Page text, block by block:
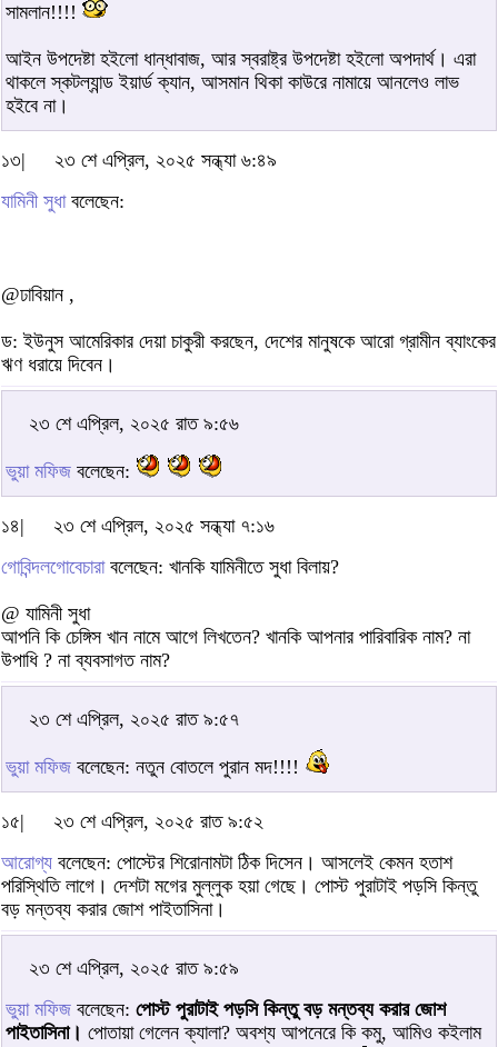
সামলান!!!!
আইন উপদেষ্টা হইলো ধান্ধাবাজ, আর স্বরাষ্ট্র উপদেষ্টা হইলো অপদার্থ। এরা
থাকলে স্কটল্যান্ড ইয়ার্ড ক্যান, আসমান থিকা কাউরে নামায়ে আনলেও লাভ
হইবে না।
১৩|
২৩ শে এপ্রিল, ২০২৫ সন্ধ্যা ৬:৪৯
যামিনী সুধাবলেছেন:
@ঢাবিয়ান ,
ড: ইউনুস আমেরিকার দেয়া চাকুরী করছেন, দেশের মানুষকে আরো গ্রামীন ব্যাংকের
ঋণ ধরায়ে দিবেন।
২৩ শে এপ্রিল, ২০২৫ রাত ৯:৫৬
ভুয়া মফিজ বলেছেন:
১৪|
২৩ শে এপ্রিল, ২০২৫ সন্ধ্যা ৭:১৬
গোবিন্দলগোবেচারাবলেছেন: খানকি যামিনীতে সুধা বিলায়?
@ যামিনী সুধা
আপনি কি চেঙ্গিস খান নামে আগে লিখতেন? খানকি আপনার পারিবারিক নাম? না
উপাধি ? না ব্যবসাগত নাম?
২৩ শে এপ্রিল, ২০২৫ রাত ৯:৫৭
ভুয়া মফিজ বলেছেন: নতুন বোতলে পুরান মদ!!!!
১৫|
২৩ শে এপ্রিল, ২০২৫ রাত ৯:৫২
আরোগ্য বলেছেন: পোস্টের শিরোনামটা ঠিক দিসেন। আসলেই কেমন হতাশ
পরিস্থিতি লাগে। দেশটা মগের মুল্লুক হয়া গেছে। পোস্ট পুরাটাই পড়সি কিন্তু
বড় মন্তব্য করার জোশ পাইতাসিনা।
২৩ শে এপ্রিল, ২০২৫ রাত ৯:৫৯
ভুয়া মফিজ বলেছেন: পোস্ট পুরাটাই পড়সি কিন্তু বড় মন্তব্য করার জোশ
পাইতাসিনা। পোতায়া গেলেন ক্যালা? অবশ্য আপনেরে কি কমু, আমিও কইলাম